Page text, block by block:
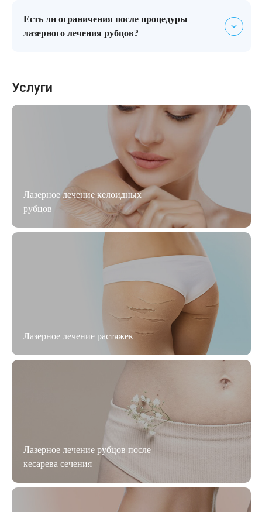
RecoSMA применяется даже у детей первого года
жизни.
Есть ли ограничения после процедуры
лазерного лечения рубцов?
привычный образ жизни.
Услуги
Лазерное лечение келоидных
рубцов
Лазерное лечение растяжек
Лазерное лечение рубцов после
кесарева сечения